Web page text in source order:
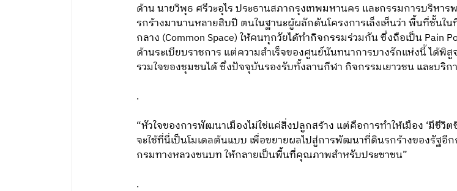
ด้าน นายวิพุธ ศรีวะอุไร ประธานสภากรุงเทพมหานคร และกรรมการบริหา
รกร้างมานานหลายสิบปี ตนในฐานะผู้ผลักดันโครงการเล็งเห็นว่า พื้นที่ชั้น
กลาง (Common Space) ให้คนทุกวัยได้ทำกิจกรรมร่วมกัน ซึ่งถือเป็น
ด้านระเบียบราชการ แต่ความสำเร็จของศูนย์นันทนาการบางรักแห่งนี้ ได้พิ
รวมใจของชุมชนได้ ซึ่งปัจจุบันรองรับทั้งลานกีฬา กิจกรรมเยาวชน และบริ
.
“หัวใจของการพัฒนาเมืองไม่ใช่แค่สิ่งปลูกสร้าง แต่คือการทำให้เมือง ‘มีชีวิ
จะใช้ที่นี่เป็นโมเดลต้นแบบ เพื่อขยายผลไปสู่การพัฒนาที่ดินรกร้างของรัฐอี
กรมทางหลวงชนบท ให้กลายเป็นพื้นที่คุณภาพสำหรับประชาชน”
.